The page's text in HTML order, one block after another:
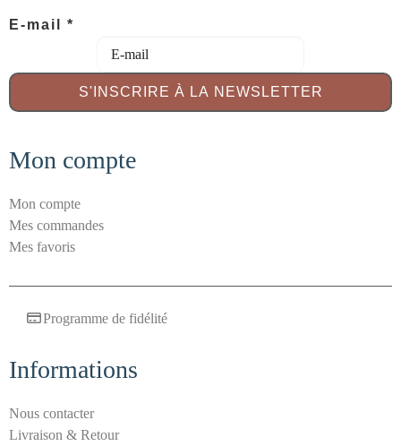
a
-
p
m
S
é
u
é
-
m
E-mail *
S'INSCRIRE À LA NEWSLETTER
Mon compte
Mon compte
Mes commandes
Mes favoris
Programme de fidélité
Informations
Nous contacter
Livraison & Retour